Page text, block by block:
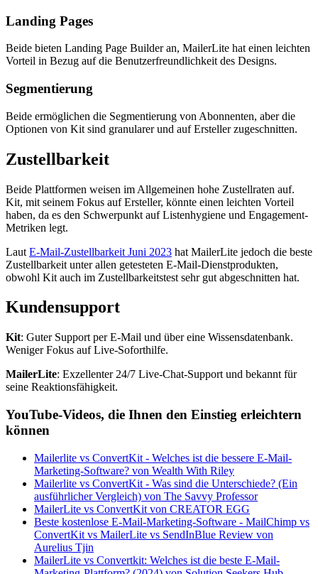
Landing Pages
Beide bieten Landing Page Builder an, MailerLite hat einen leichten
Vorteil in Bezug auf die Benutzerfreundlichkeit des Designs.
Segmentierung
Beide ermöglichen die Segmentierung von Abonnenten, aber die
Optionen von Kit sind granularer und auf Ersteller zugeschnitten.
Zustellbarkeit
Beide Plattformen weisen im Allgemeinen hohe Zustellraten auf.
Kit, mit seinem Fokus auf Ersteller, könnte einen leichten Vorteil
haben, da es den Schwerpunkt auf Listenhygiene und Engagement-
Metriken legt.
Laut E-Mail-Zustellbarkeit Juni 2023 hat MailerLite jedoch die beste
Zustellbarkeit unter allen getesteten E-Mail-Dienstprodukten,
obwohl Kit auch im Zustellbarkeitstest sehr gut abgeschnitten hat.
Kundensupport
Kit: Guter Support per E-Mail und über eine Wissensdatenbank.
Weniger Fokus auf Live-Soforthilfe.
MailerLite: Exzellenter 24/7 Live-Chat-Support und bekannt für
seine Reaktionsfähigkeit.
YouTube-Videos, die Ihnen den Einstieg erleichtern
können
Mailerlite vs ConvertKit - Welches ist die bessere E-Mail-
Marketing-Software? von Wealth With Riley
Mailerlite vs ConvertKit - Was sind die Unterschiede? (Ein
ausführlicher Vergleich) von The Savvy Professor
MailerLite vs ConvertKit von CREATOR EGG
Beste kostenlose E-Mail-Marketing-Software - MailChimp vs
ConvertKit vs MailerLite vs SendInBlue Review von
Aurelius Tjin
MailerLite vs Convertkit: Welches ist die beste E-Mail-